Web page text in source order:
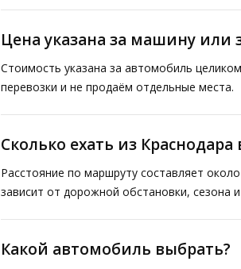
Цена указана за машину или
Стоимость указана за автомобиль
перевозки и не продаём отдельные места.
Сколько ехать из Краснодара
Расстояние по маршруту составляет
зависит от дорожной обстановки, сезона
Какой автомобиль выбрать?